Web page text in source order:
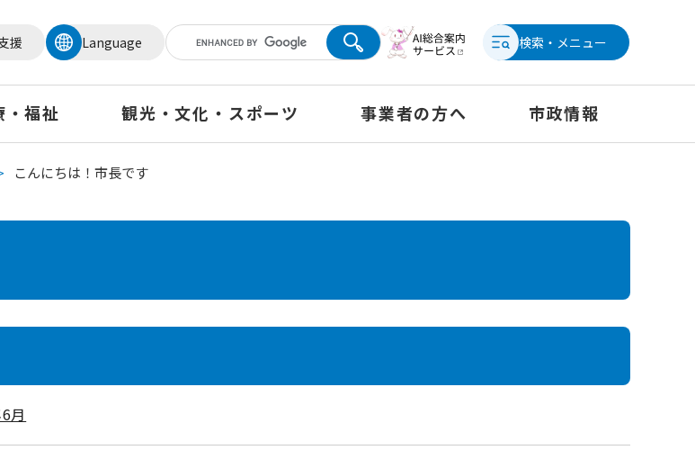
援
Language 検索・メニュー
・福祉 観光・文化・スポーツ 事業者の方へ 市政情報
こんにちは！市長です
月